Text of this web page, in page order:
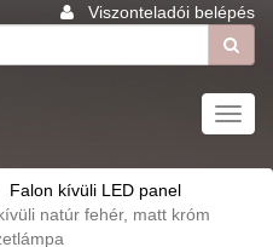
Viszonteladói belépés
Falon kívüli LED panel
natúr fehér, matt króm